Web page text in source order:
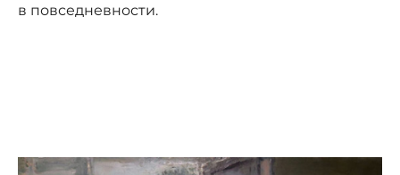
в повседневности.